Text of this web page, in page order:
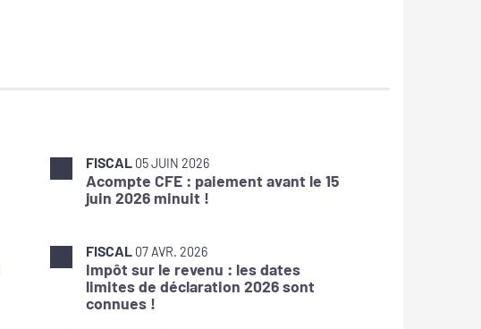
FISCAL 05 JUIN 2026
Acompte CFE : paiement avant le 15
juin 2026 minuit !
FISCAL 07 AVR. 2026
Impôt sur le revenu : les dates
limites de déclaration 2026 sont
connues !